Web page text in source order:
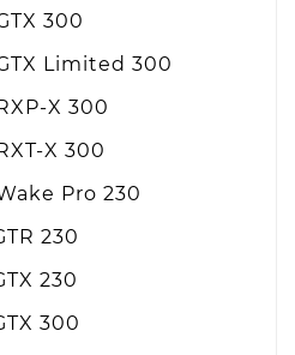
300
Limited 300
X 300
X 300
Pro 230
230
230
300